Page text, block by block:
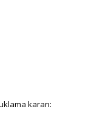
kararı: